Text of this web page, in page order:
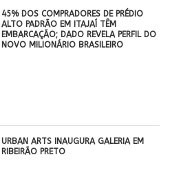
45% DOS COMPRADORES DE PRÉDIO
ALTO PADRÃO EM ITAJAÍ TÊM
EMBARCAÇÃO; DADO REVELA PERFIL DO
NOVO MILIONÁRIO BRASILEIRO
​URBAN ARTS INAUGURA GALERIA EM
RIBEIRÃO PRETO